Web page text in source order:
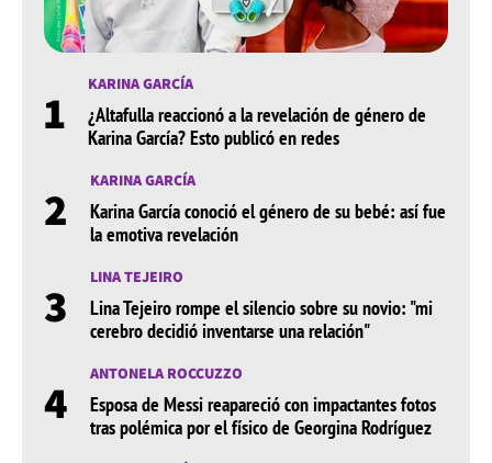
1 KARINA GARCÍA
¿Altafulla reaccionó a la revelación de género de
Karina García? Esto publicó en redes
2 KARINA GARCÍA
Karina García conoció el género de su bebé: así fue
la emotiva revelación
3 LINA TEJEIRO
Lina Tejeiro rompe el silencio sobre su novio: "mi
cerebro decidió inventarse una relación"
4 ANTONELA ROCCUZZO
Esposa de Messi reapareció con impactantes fotos
tras polémica por el físico de Georgina Rodríguez